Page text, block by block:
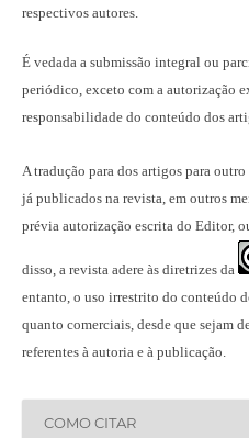
respectivos autores.
É vedada a submissão integral ou
periódico, exceto com a autorização
responsabilidade do conteúdo dos
A tradução para dos artigos para
já publicados na revista , em outros
prévia autorização escrita do Editor,
disso, a revista adere às diretrizes da
entanto, o uso irrestrito do conteúdo
quanto comerciais, desde que sejam
referentes à autoria e à publicação.
COMO CITAR